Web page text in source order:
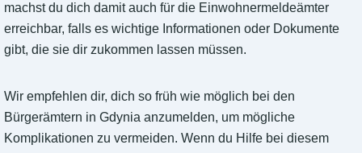
machst du dich damit auch für die Einwohnermeldeämter
erreichbar, falls es wichtige Informationen oder Dokumente
gibt, die sie dir zukommen lassen müssen.
Wir empfehlen dir, dich so früh wie möglich bei den
Bürgerämtern in Gdynia anzumelden, um mögliche
Komplikationen zu vermeiden. Wenn du Hilfe bei diesem